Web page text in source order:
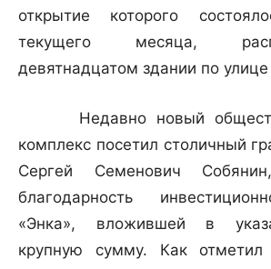
открытие которого
текущего месяца,
девятнадцатом здании по
Недавно новый
комплекс посетил столичный
Сергей Семенович
благодарность
«Энка», вложившей в
крупную сумму. Как отметил